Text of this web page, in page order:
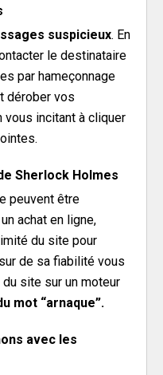
suspicieux. En
le destinataire
par hameçonnage
dérober vos
incitant à cliquer
Sherlock Holmes
peuvent être
achat en ligne,
du site pour
de sa fiabilité vous
site sur un moteur
mot “arnaque”.
avec les